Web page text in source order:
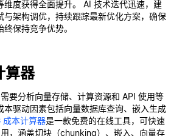
维度获得全面提升。 AI 技术迭代迅速，建
与架构调优，持续跟踪最新优化方案，确保
保持竞争优势。
算器
要分析向量存储、计算资源和 API 使用等
本驱动因素包括向量数据库查询、嵌入生成
成本计算器是一款免费的在线工具，可快速
，涵盖切块（chunking）、嵌入、向量存